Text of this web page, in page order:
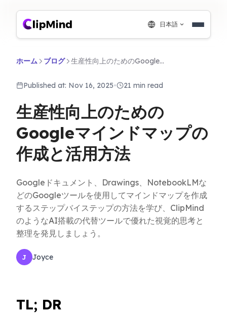
日本語
ホーム ブログ 生産性向上のためのGoogleマインドマップの作成と活用方法
Published at: Nov 16, 2025• 21 min read
生産性向上のための
Googleマインドマップの
作成と活用方法
Googleドキュメント、Drawings、NotebookLMな
どのGoogleツールを使用してマインドマップを作成
するステップバイステップの方法を学び、ClipMind
のようなAI搭載の代替ツールで優れた視覚的思考と
整理を発見しましょう。
J Joyce
TL; DR